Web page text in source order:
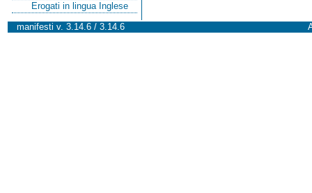
Erogati in lingua Inglese
manifesti v. 3.14.6 / 3.14.6